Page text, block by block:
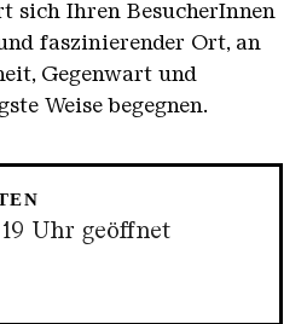
sich Ihren BesucherInnen
faszinierender Ort, an
Gegenwart und
Weise begegnen.
Uhr geöffnet